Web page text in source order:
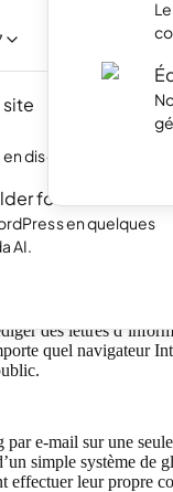
en discutant
site
NOUVEAU
discutant avec l'IA.
for WP
en quelques
AI.
et à envoyer
des lettres
quel navigateur
e-mail sur une
simple système de
effectuer leur